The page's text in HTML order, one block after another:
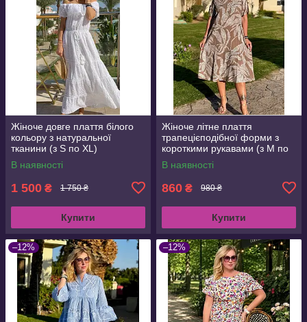
Жіноче довге плаття білого
кольору з натуральної
тканини (з S по XL)
В наявності
1 500 ₴ 1 750 ₴
Купити
Жіноче літне плаття
трапецієподібної форми з
короткими рукавами (з M по
3XL)
В наявності
860 ₴ 980 ₴
Купити
–12% –12%